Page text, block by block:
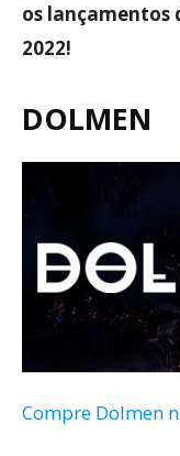
os lançamentos
2022!
DOLMEN
Compre Dolmen